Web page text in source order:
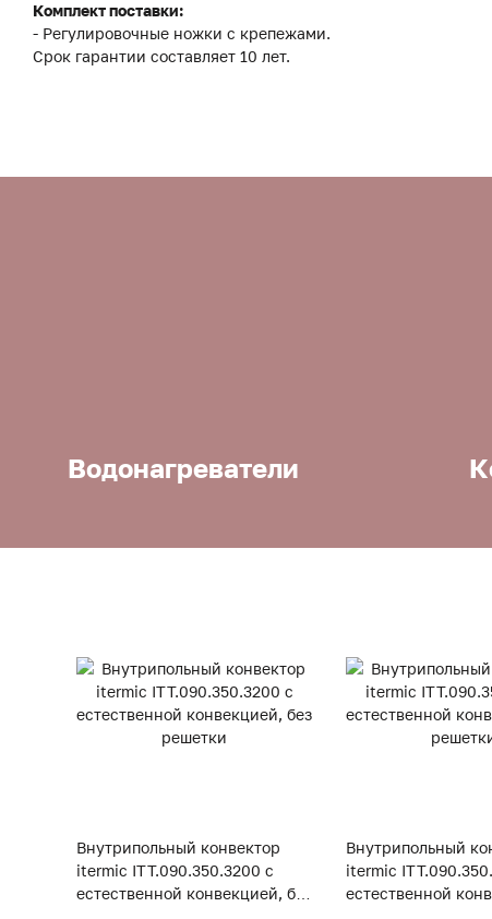
Комплект поставки:
- Регулировочные ножки с крепежами.
Срок гарантии составляет 10 лет.
Водонагреватели
Внутрипольный конвектор
itermic ITT.090.350.3200 с
естественной конвекцией, без
Внутрипольный
itermic
естественной